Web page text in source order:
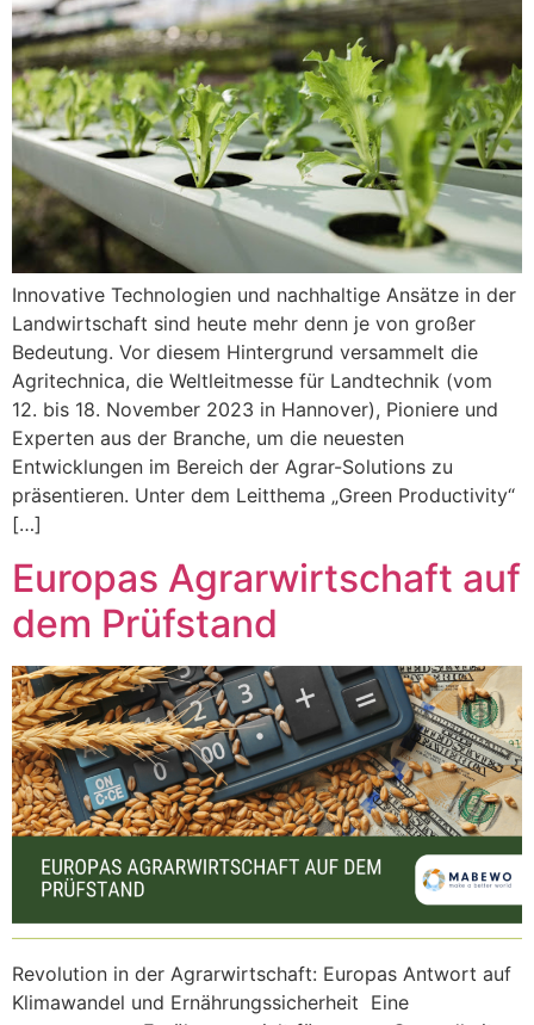
Innovative Technologien und nachhaltige Ansätze in der
Landwirtschaft sind heute mehr denn je von großer
Bedeutung. Vor diesem Hintergrund versammelt die
Agritechnica, die Weltleitmesse für Landtechnik (vom
12. bis 18. November 2023 in Hannover), Pioniere und
Experten aus der Branche, um die neuesten
Entwicklungen im Bereich der Agrar-Solutions zu
präsentieren. Unter dem Leitthema „Green Productivity“
[…]
Europas Agrarwirtschaft auf
dem Prüfstand
Revolution in der Agrarwirtschaft: Europas Antwort auf
Klimawandel und Ernährungssicherheit Eine